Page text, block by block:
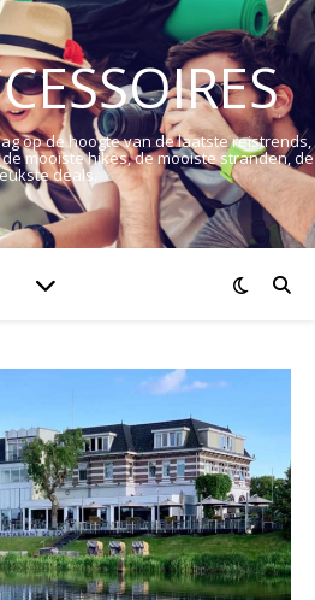
op de hoogte van de laatste reistrends,
mooiste hikes, de mooiste stranden, de
deals.